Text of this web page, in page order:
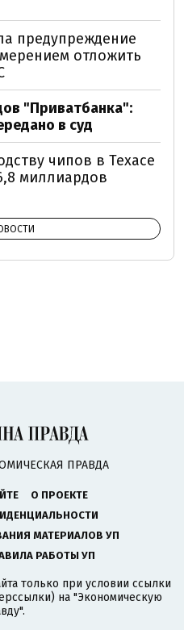
предупреждение
отложить
"Приватбанка":
в суд
чипов в Техасе
миллиардов
ПРАВДА
О ПРОЕКТЕ
МАТЕРИАЛОВ УП
РАБОТЫ УП
только при условии ссылки
на "Экономическую